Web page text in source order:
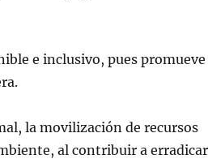
e inclusivo, pues promueve
la movilización de recursos
al contribuir a erradicar